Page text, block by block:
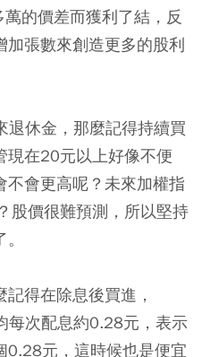
的價差而獲利了結，反
張數來創造更多的股利
休金，那麼記得持續買
現在20元以上好像不便
不會更高呢？未來加權指
股價很難預測，所以堅持
得在除息後買進，
每次配息約0.28元，表示
0.28元，這時候也是便宜